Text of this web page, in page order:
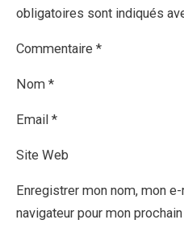
obligatoires sont indiqués
Commentaire *
Nom *
Email *
Site Web
Enregistrer mon nom, mon
navigateur pour mon